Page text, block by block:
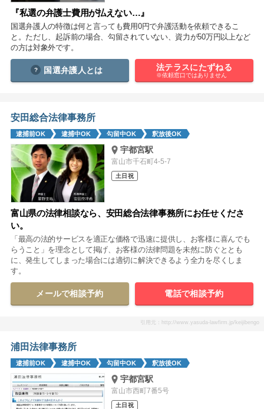
『私選の弁護士費用が払えない…』
国選弁護人の特徴は何と言っても費用0円で弁護活動を依頼できるこ
と。ただし、起訴前の場合、勾留されていない、資力が50万円以上など
の方は対象外です。
国選弁護人とは 法テラスにたずねる
※依頼窓口ではありません
安田総合法律事務所
逮捕前OK 逮捕中OK 勾留中OK 釈放後OK
宇都宮駅
富山市千石町4-5-7
土日祝
富山県の法律相談なら、安田総合法律事務所にお任せくださ
い。
「最高の法的サービスを適正な価格で迅速に提供し、お客様に喜んでも
らうこと」を理念として掲げ、お客様の法律問題を未然に防ぐととも
に、発生してしまった場合には適切に解決できるよう全力を尽くしま
す。
メールで相談予約 電話で相談予約
引用元：http://www.yasuda-lawfirm.jp/keijibengo
浦田法律事務所
逮捕前OK 逮捕中OK 勾留中OK 釈放後OK
宇都宮駅
富山市西町7番5号
土日祝